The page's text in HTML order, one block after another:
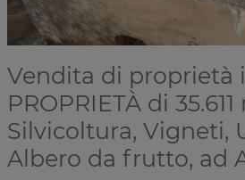
Vendita di proprietà
PROPRIETÀ di 35.611
Silvicoltura, Vigneti,
Albero da frutto, ad